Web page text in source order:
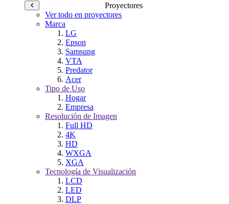
Proyectores
Ver todo en proyectores
Marca
LG
Epson
Samsung
VTA
Predator
Acer
Tipo de Uso
Hogar
Empresa
Resolución de Imagen
Full HD
4K
HD
WXGA
XGA
Tecnología de Visualización
LCD
LED
DLP